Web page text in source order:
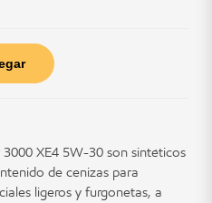
3000 XE4 5W-30 son sintéticos
de cenizas para
ligeros y furgonetas, a